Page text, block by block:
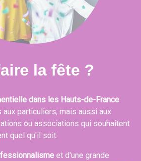
la fête ?
dans les Hauts-de-France
particuliers, mais aussi aux
ou associations qui souhaitent
quel qu'il soit.
et d'une grande